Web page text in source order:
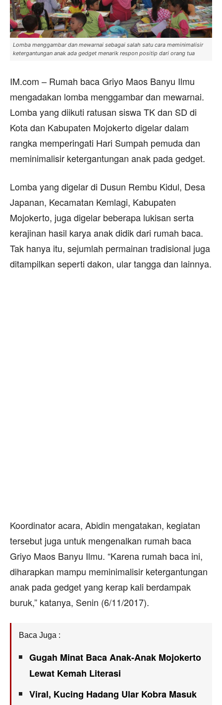
Lomba menggambar dan mewarnai sebagai salah satu cara meminimalisir
ketergantungan anak ada gedget menarik respon positip dari orang tua
IM.com – Rumah baca Griyo Maos Banyu Ilmu
mengadakan lomba menggambar dan mewarnai.
Lomba yang diikuti ratusan siswa TK dan SD di
Kota dan Kabupaten Mojokerto digelar dalam
rangka memperingati Hari Sumpah pemuda dan
meminimalisir ketergantungan anak pada gedget.
Lomba yang digelar di Dusun Rembu Kidul, Desa
Japanan, Kecamatan Kemlagi, Kabupaten
Mojokerto, juga digelar beberapa lukisan serta
kerajinan hasil karya anak didik dari rumah baca.
Tak hanya itu, sejumlah permainan tradisional juga
ditampilkan seperti dakon, ular tangga dan lainnya.
Koordinator acara, Abidin mengatakan, kegiatan
tersebut juga untuk mengenalkan rumah baca
Griyo Maos Banyu Ilmu. “Karena rumah baca ini,
diharapkan mampu meminimalisir ketergantungan
anak pada gedget yang kerap kali berdampak
buruk,” katanya, Senin (6/11/2017).
Baca Juga :
Gugah Minat Baca Anak-Anak Mojokerto
Lewat Kemah Literasi
Viral, Kucing Hadang Ular Kobra Masuk